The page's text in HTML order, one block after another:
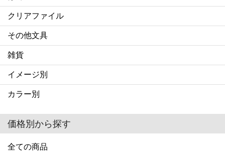
クリアファイル
その他文具
雑貨
イメージ別
カラー別
価格別から探す
全ての商品